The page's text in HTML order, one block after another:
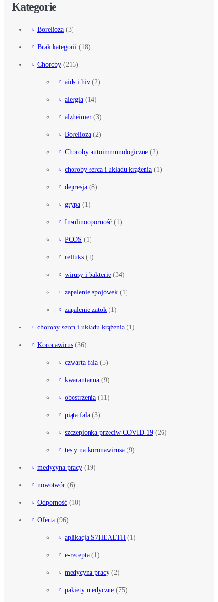
Kategorie
Borelioza (3)
Brak kategorii (18)
Choroby (216)
aids i hiv (2)
alergia (14)
alzheimer (3)
Borelioza (2)
Choroby autoimmunologiczne (2)
choroby serca i układu krążenia (1)
depresja (8)
grypa (1)
Insulinooporność (1)
PCOS (1)
refluks (1)
wirusy i bakterie (34)
zapalenie spojówek (1)
zapalenie zatok (1)
choroby serca i układu krążenia (1)
Koronawirus (36)
czwarta fala (5)
kwarantanna (9)
obostrzenia (11)
piąta fala (3)
szczepionka przeciw COVID-19 (26)
testy na koronawirusa (9)
medycyna pracy (19)
nowotwór (6)
Odporność (10)
Oferta (96)
aplikacja S7HEALTH (1)
e-recepta (1)
medycyna pracy (2)
pakiety medyczne (75)